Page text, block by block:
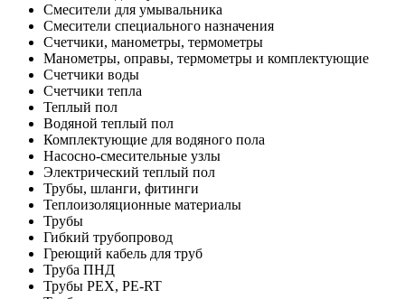
Смесители для умывальника
Смесители специального назначения
Счетчики, манометры, термометры
Манометры, оправы, термометры и комплектующие
Счетчики воды
Счетчики тепла
Теплый пол
Водяной теплый пол
Комплектующие для водяного пола
Насосно-смесительные узлы
Электрический теплый пол
Трубы, шланги, фитинги
Теплоизоляционные материалы
Трубы
Гибкий трубопровод
Греющий кабель для труб
Труба ПНД
Трубы PEX, PE-RT